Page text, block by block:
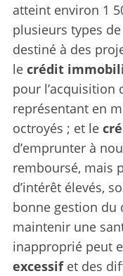
atteint environ 1
plusieurs types
destiné à des
le crédit
pour l’acquisition
représentant en
octroyés ; et le
d’emprunter à
remboursé, mais
d’intérêt élevés,
bonne gestion du
maintenir une
inapproprié peut
excessifet des